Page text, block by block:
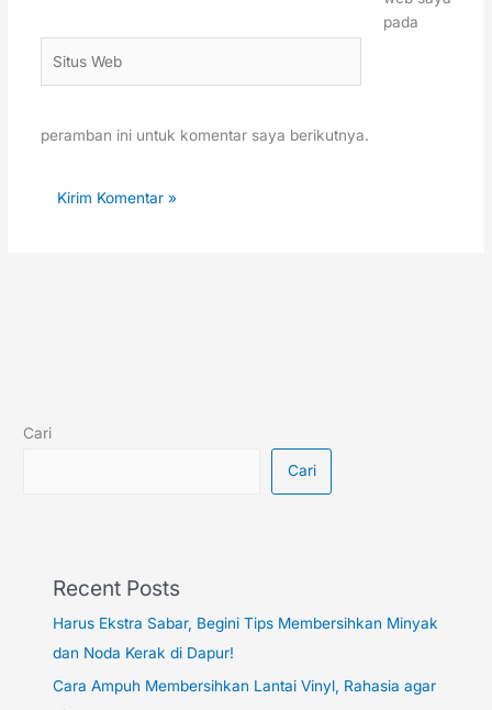
Web
pada
peramban ini untuk komentar saya berikutnya.
Cari
Cari
Recent Posts
Harus Ekstra Sabar, Begini Tips Membersihkan Minyak
dan Noda Kerak di Dapur!
Cara Ampuh Membersihkan Lantai Vinyl, Rahasia agar